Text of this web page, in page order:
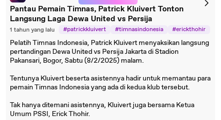
Pantau Pemain Timnas, Patrick Kluivert Tonton
Langsung Laga Dewa United vs Persija
1 tahun yang lalu #patrickkluivert #timnasindonesia
#erickthohir
#liga1
#dewaunitedvspersija
Pelatih Timnas Indonesia, Patrick Kluivert menyaksikan langsung
pertandingan Dewa United vs Persija Jakarta di Stadion
Pakansari, Bogor, Sabtu (8/2/2025) malam.
Tentunya Kluivert beserta asistennya hadir untuk memantau para
pemain Timnas Indonesia yang ada di kedua klub tersebut.
Tak hanya ditemani asistennya, Kluivert juga bersama Ketua
Umum PSSI, Erick Thohir.